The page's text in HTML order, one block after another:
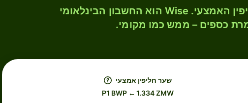
המירו BWP ל- ZMW לפי שער החליפין האמצעי. Wise הוא החשבון הבינלאומי
כספים – ממש כמו מקומי.
שער חליפין אמצעי
P1 BWP ← 1.334 ZMW